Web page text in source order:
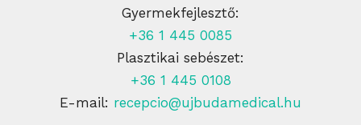
Gyermekfejlesztő:
+36 1 445 0085
Plasztikai sebészet:
+36 1 445 0108
E-mail: recepcio@ujbudamedical.hu